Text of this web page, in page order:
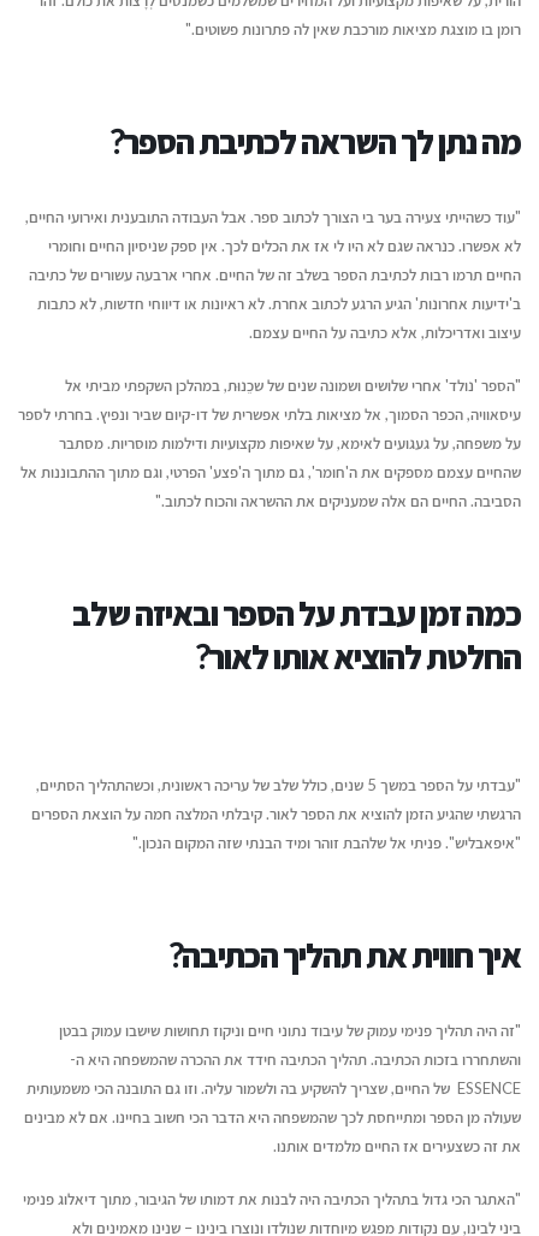
רומן בו מוצגת מציאות מורכבת שאין לה פתרונות פשוטים."
מה נתן לך השראה לכתיבת הספר?
"עוד כשהייתי צעירה בער בי הצורך לכתוב ספר. אבל העבודה התובענית ואירועי החיים,
לא אפשרו. כנראה שגם לא היו לי אז את הכלים לכך. אין ספק שניסיון החיים וחומרי
החיים תרמו רבות לכתיבת הספר בשלב זה של החיים. אחרי ארבעה עשורים של כתיבה
ב'ידיעות אחרונות' הגיע הרגע לכתוב אחרת. לא ראיונות או דיווחי חדשות, לא כתבות
עיצוב ואדריכלות, אלא כתיבה על החיים עצמם.
"הספר 'נולד' אחרי שלושים ושמונה שנים של שכֵנוּת, במהלכן השקפתי מביתי אל
עיסאוויה, הכפר הסמוך, אל מציאות בלתי אפשרית של דו-קיום שביר ונפיץ. בחרתי לספר
על משפחה, על געגועים לאימא, על שאיפות מקצועיות ודילמות מוסריות. מסתבר
שהחיים עצמם מספקים את ה'חומר', גם מתוך ה'פצע' הפרטי, וגם מתוך ההתבוננות אל
הסביבה. החיים הם אלה שמעניקים את ההשראה והכוח לכתוב."
כמה זמן עבדת על הספר ובאיזה שלב
החלטת להוציא אותו לאור?
"עבדתי על הספר במשך 5 שנים, כולל שלב של עריכה ראשונית, וכשהתהליך הסתיים,
הרגשתי שהגיע הזמן להוציא את הספר לאור. קיבלתי המלצה חמה על הוצאת הספרים
"איפאבליש". פניתי אל שלהבת זוהר ומיד הבנתי שזה המקום הנכון."
איך חווית את תהליך הכתיבה?
"זה היה תהליך פנימי עמוק של עיבוד נתוני חיים וניקוז תחושות שישבו עמוק בבטן
והשתחררו בזכות הכתיבה. תהליך הכתיבה חידד את ההכרה שהמשפחה היא ה-
ESSENCE של החיים, שצריך להשקיע בה ולשמור עליה. וזו גם התובנה הכי משמעותית
שעולה מן הספר ומתייחסת לכך שהמשפחה היא הדבר הכי חשוב בחיינו. אם לא מבינים
את זה כשצעירים אז החיים מלמדים אותנו.
"האתגר הכי גדול בתהליך הכתיבה היה לבנות את דמותו של הגיבור, מתוך דיאלוג פנימי
ביני לבינו, עם נקודות מפגש מיוחדות שנולדו ונוצרו בינינו – שנינו מאמינים ולא